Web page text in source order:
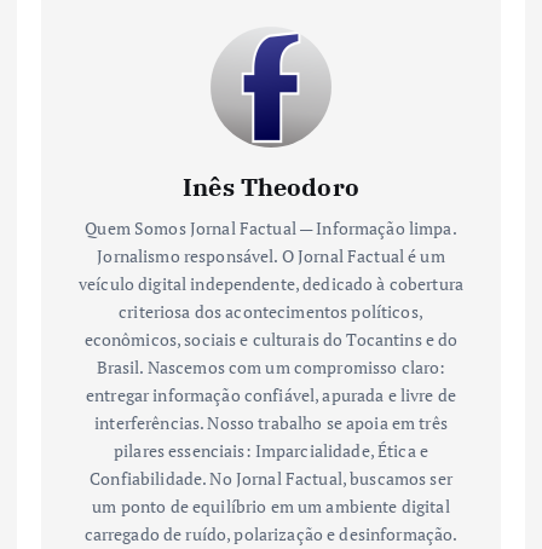
Inês Theodoro
Quem Somos Jornal Factual — Informação limpa.
Jornalismo responsável. O Jornal Factual é um
veículo digital independente, dedicado à cobertura
criteriosa dos acontecimentos políticos,
econômicos, sociais e culturais do Tocantins e do
Brasil. Nascemos com um compromisso claro:
entregar informação confiável, apurada e livre de
interferências. Nosso trabalho se apoia em três
pilares essenciais: Imparcialidade, Ética e
Confiabilidade. No Jornal Factual, buscamos ser
um ponto de equilíbrio em um ambiente digital
carregado de ruído, polarização e desinformação.